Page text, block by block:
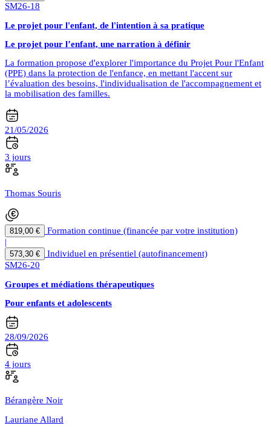
SM26-18
Le projet pour l'enfant, de l'intention à sa pratique
Le projet pour l’enfant, une narration à définir
La formation propose d'explorer l'importance du Projet Pour l'Enfant
(PPE) dans la protection de l'enfance, en mettant l'accent sur
l’évaluation des besoins, l'individualisation de l'accompagnement et
la mobilisation des familles.
21/05/2026
3 jours
Thomas Souris
819,00 €
Formation continue (financée par votre institution)
|
573,30 €
Individuel en présentiel (autofinancement)
SM26-20
Groupes et médiations thérapeutiques
Pour enfants et adolescents
28/09/2026
4 jours
Bérangère Noir
Lauriane Allard